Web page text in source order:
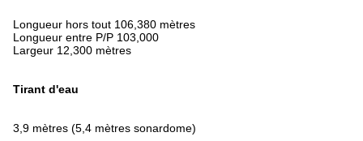
Longueur hors tout 106,380 mètres
Longueur entre P/P 103,000
Largeur 12,300 mètres
Tirant d'eau
3,9 mètres (5,4 mètres sonardome)